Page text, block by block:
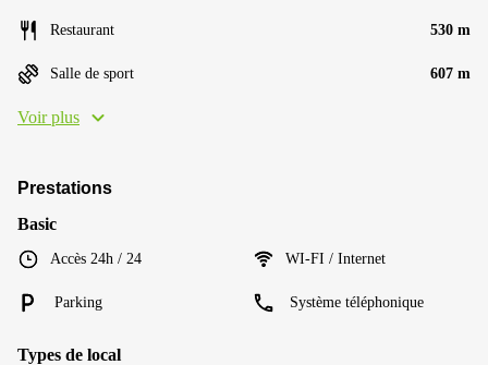
Restaurant 530 m
Salle de sport 607 m
Voir plus
Prestations
Basic
Accès 24h / 24 WI-FI / Internet
Parking Système téléphonique
Types de local